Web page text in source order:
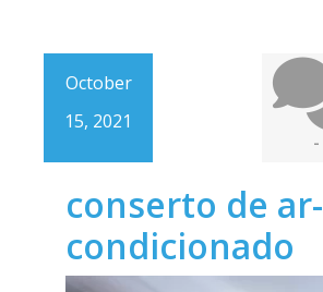
October
15, 2021
-
conserto de ar-
condicionado